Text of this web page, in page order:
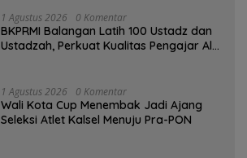
1 Agustus 2026 0 Komentar
BKPRMI Balangan Latih 100 Ustadz dan
Ustadzah, Perkuat Kualitas Pengajar Al-
1 Agustus 2026 0 Komentar
Wali Kota Cup Menembak Jadi Ajang
Seleksi Atlet Kalsel Menuju Pra-PON